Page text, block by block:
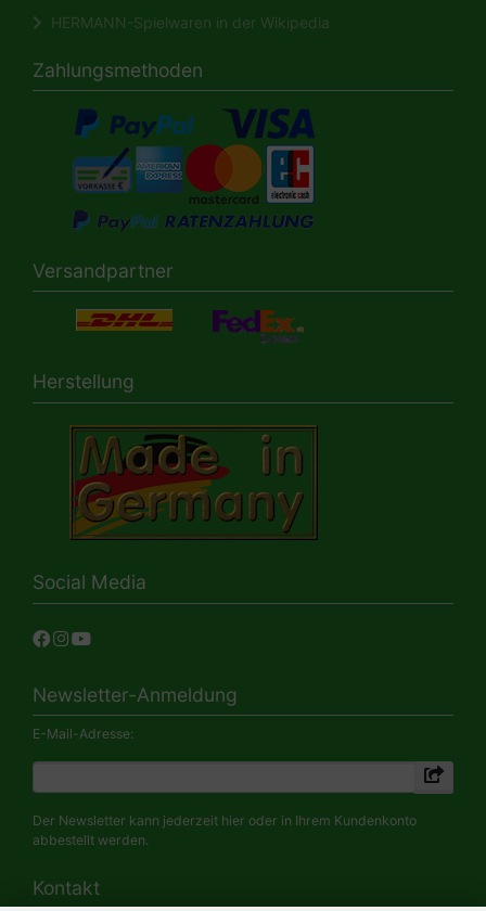
HERMANN-Spielwaren in der Wikipedia
Zahlungsmethoden
Versandpartner
Herstellung
Social Media
Newsletter-Anmeldung
E-Mail-Adresse:
Der Newsletter kann jederzeit hier oder in Ihrem Kundenkonto
abbestellt werden.
Kontakt